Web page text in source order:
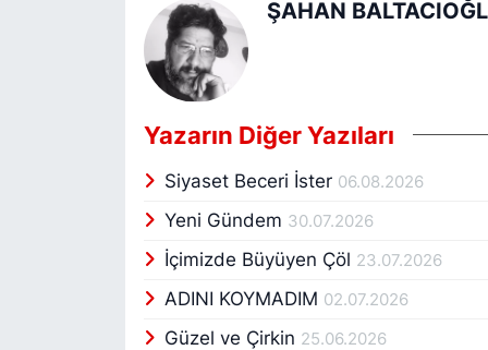
ŞAHAN
Yazarın Diğer Yazıları
Siyaset Beceri İster 06.08.2026
Yeni Gündem 30.07.2026
İçimizde Büyüyen Çöl 23.07.2026
ADINI KOYMADIM 02.07.2026
Güzel ve Çirkin 25.06.2026